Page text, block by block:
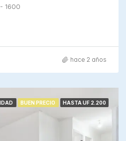
1600
hace 2 años
BUEN PRECIO HASTA UF 2.200